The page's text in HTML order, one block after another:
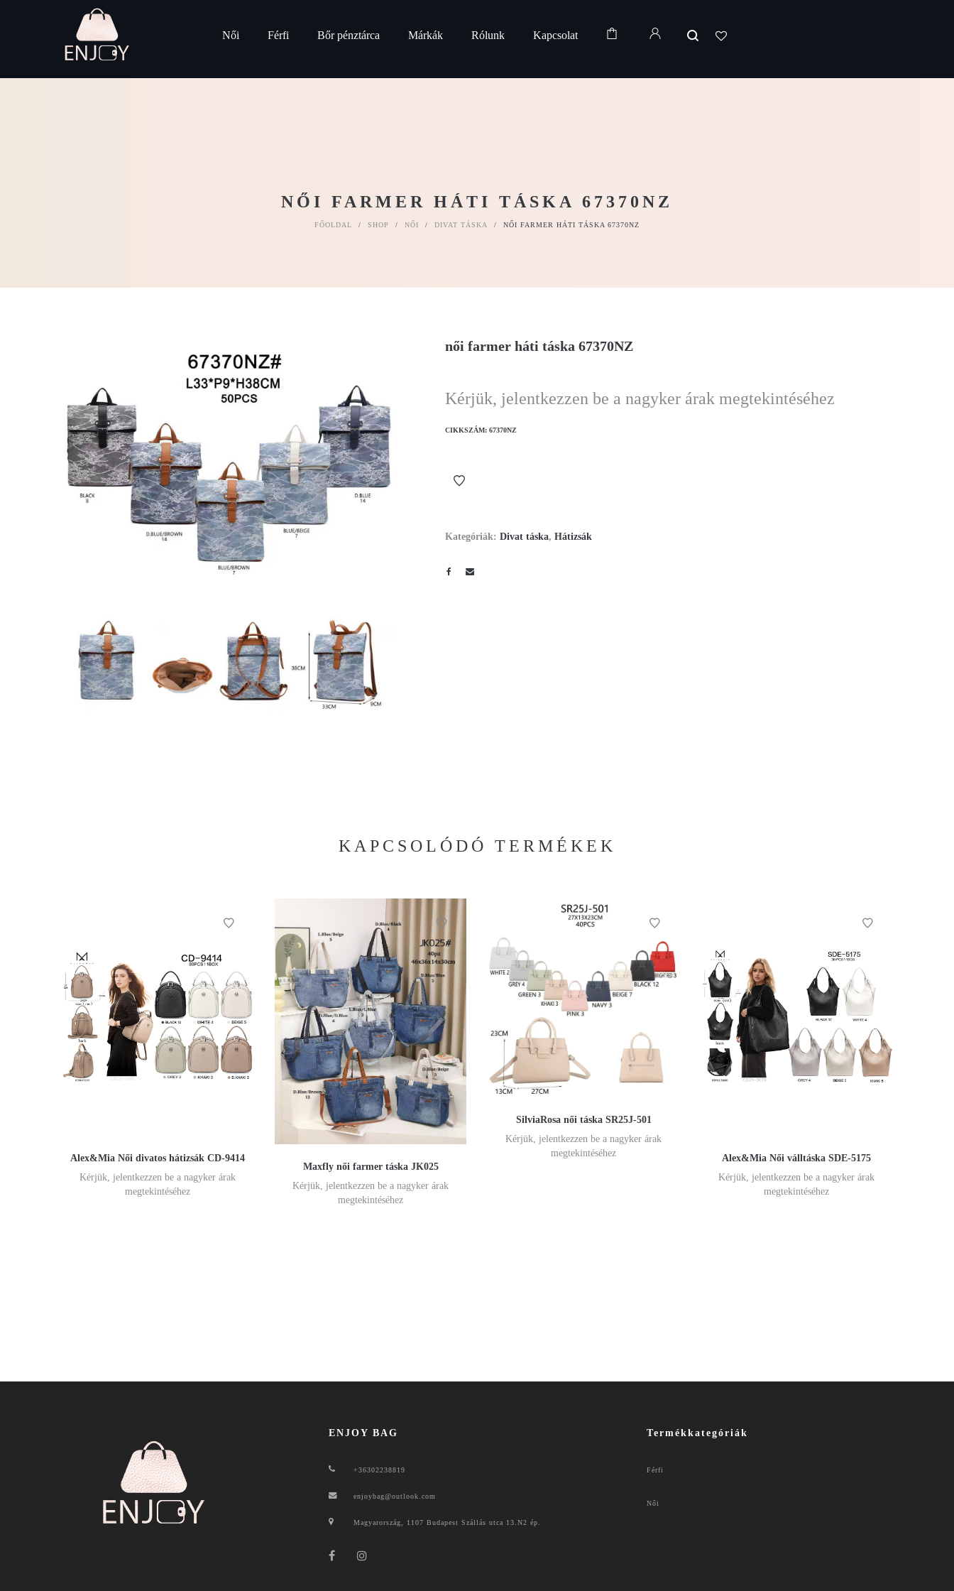
Női Férfi Bőr pénztárca Márkák Rólunk Kapcsolat
NŐI FARMER HÁTI TÁSKA 67370NZ
FŐOLDAL / SHOP / NŐI / DIVAT TÁSKA / NŐI FARMER HÁTI TÁSKA 67370NZ
női farmer háti táska 67370NZ
Kérjük, jelentkezzen be a nagyker árak megtekintéséhez
CIKKSZÁM: 67370NZ
Kategóriák: Divat táska, Hátizsák
KAPCSOLÓDÓ TERMÉKEK
Alex&Mia Női divatos hátizsák CD-9414
Kérjük, jelentkezzen be a nagyker árak
megtekintéséhez
Maxfly női farmer táska JK025
Kérjük, jelentkezzen be a nagyker árak
megtekintéséhez
SilviaRosa női táska SR25J-501
Kérjük, jelentkezzen be a nagyker árak
megtekintéséhez
Alex&Mia Női válltáska SDE-5175
Kérjük, jelentkezzen be a nagyker árak
megtekintéséhez
ENJOY BAG
+36302238819
enjoybag@outlook.com
Magyarország, 1107 Budapest Szállás utca 13.N2 ép.
Termékkategóriák
Férfi
Női